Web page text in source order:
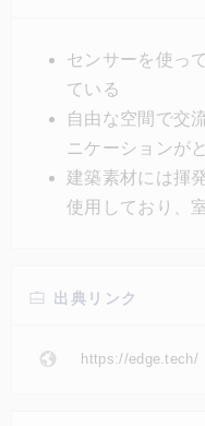
製構造になっている
れている。
センサーを使っ
ている
自由な空間で交
ニケーションが
建築素材には揮
使用しており、
出典リンク
https://edge.tech/